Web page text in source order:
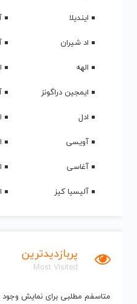
ایندیلا
اد شیران
الهه
ایمجین دراگونز
ادل
آویسی
آغاسی
آلیسیا کیز
پربازدیدترین
Most Visited
متاسفم مطلبی برای نمایش وجود